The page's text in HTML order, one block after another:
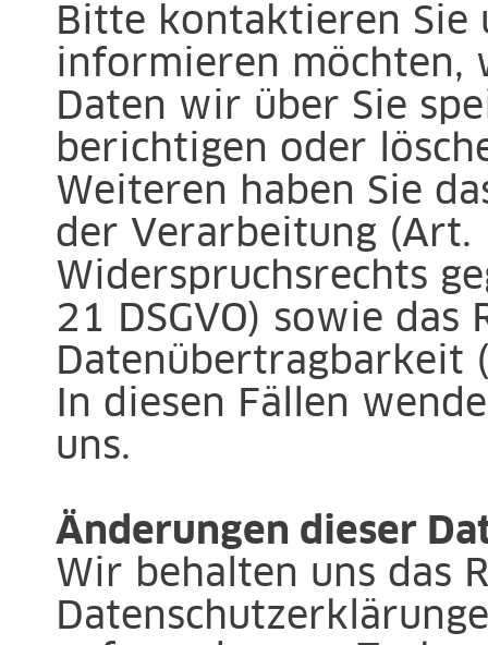
Bitte kontaktieren Sie
informieren möchten,
Daten wir über Sie
berichtigen oder
Weiteren haben Sie
der Verarbeitung (Art.
Widerspruchsrechts
21 DSGVO) sowie das
Datenübertragbarkeit
In diesen Fällen
uns.
Änderungen dieser
Wir behalten uns das